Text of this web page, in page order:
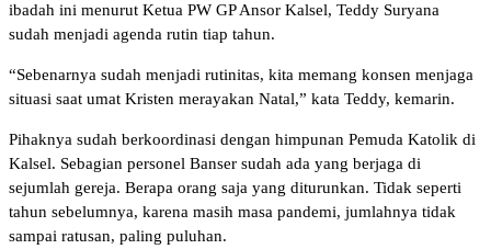
ibadah ini menurut Ketua PW GP Ansor Kalsel, Teddy Suryana
sudah menjadi agenda rutin tiap tahun.
“Sebenarnya sudah menjadi rutinitas, kita memang konsen menjaga
situasi saat umat Kristen merayakan Natal,” kata Teddy, kemarin.
Pihaknya sudah berkoordinasi dengan himpunan Pemuda Katolik di
Kalsel. Sebagian personel Banser sudah ada yang berjaga di
sejumlah gereja. Berapa orang saja yang diturunkan. Tidak seperti
tahun sebelumnya, karena masih masa pandemi, jumlahnya tidak
sampai ratusan, paling puluhan.